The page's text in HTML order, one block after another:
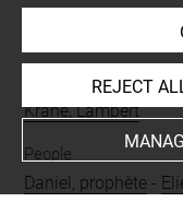
Collections
Krahe, Lambert
People
Daniel, prophète -
REJECT